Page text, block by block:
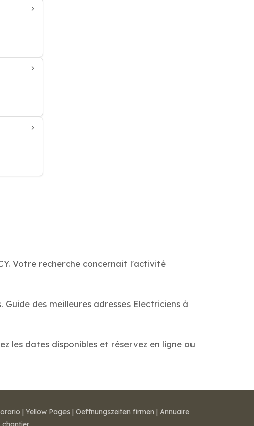
Votre recherche concernait l'activité
des meilleures adresses Electriciens à
les dates disponibles et réservez en ligne ou
| Yellow Pages | Oeffnungszeiten firmen | Annuaire